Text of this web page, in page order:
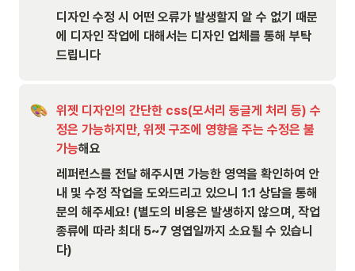
디자인 수정 시 어떤 오류가 발생할지 알 수 없기 때문
에 디자인 작업에 대해서는 디자인 업체를 통해 부탁
드립니다
위젯 디자인의 간단한 css(모서리 둥글게 처리 등) 수
정은 가능하지만, 위젯 구조에 영향을 주는 수정은 불
가능해요
레퍼런스를 전달 해주시면 가능한 영역을 확인하여 안
내 및 수정 작업을 도와드리고 있으니 1:1 상담을 통해
문의 해주세요! (별도의 비용은 발생하지 않으며, 작업
종류에 따라 최대 5~7 영엽일까지 소요될 수 있습니
다)